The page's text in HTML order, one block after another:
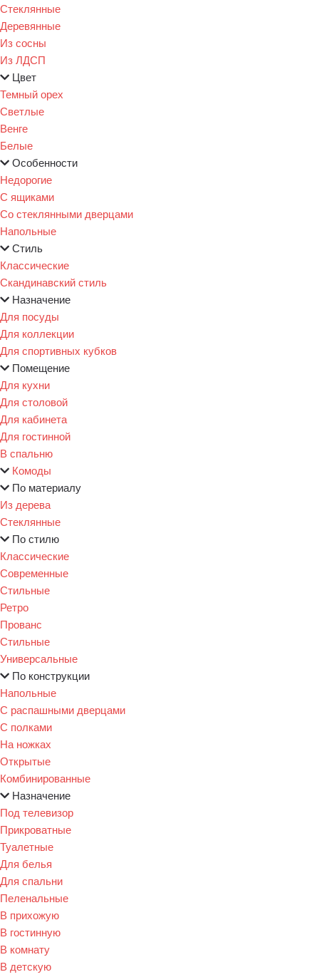
Стеклянные
Деревянные
Из сосны
Из ЛДСП
Цвет
Темный орех
Светлые
Венге
Белые
Особенности
Недорогие
С ящиками
Со стеклянными дверцами
Напольные
Стиль
Классические
Скандинавский стиль
Назначение
Для посуды
Для коллекции
Для спортивных кубков
Помещение
Для кухни
Для столовой
Для кабинета
Для гостинной
В спальню
Комоды
По материалу
Из дерева
Стеклянные
По стилю
Классические
Современные
Стильные
Ретро
Прованс
Стильные
Универсальные
По конструкции
Напольные
С распашными дверцами
С полками
На ножках
Открытые
Комбинированные
Назначение
Под телевизор
Прикроватные
Туалетные
Для белья
Для спальни
Пеленальные
В прихожую
В гостинную
В комнату
В детскую